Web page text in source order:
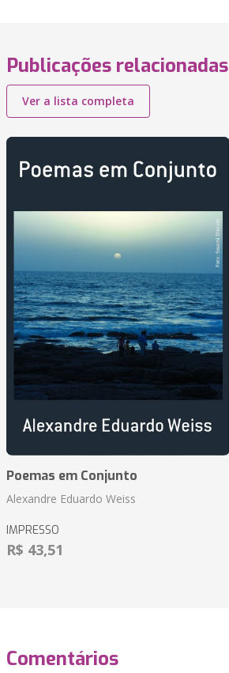
Publicações relacionadas
Ver a lista completa
Poemas em Conjunto
Alexandre Eduardo Weiss
IMPRESSO
R$ 43,51
Comentários